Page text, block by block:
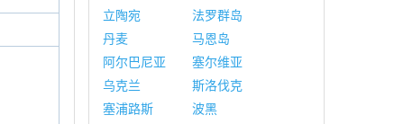
立陶宛
法罗群岛
丹麦
马恩岛
阿尔巴尼亚
塞尔维亚
乌克兰
斯洛伐克
塞浦路斯
波黑